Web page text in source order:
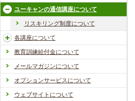
ユーキャンの通信講座について
リスキリング制度について
各講座について
教育訓練給付金について
メールマガジンについて
オプションサービスについて
ウェブサイトについて